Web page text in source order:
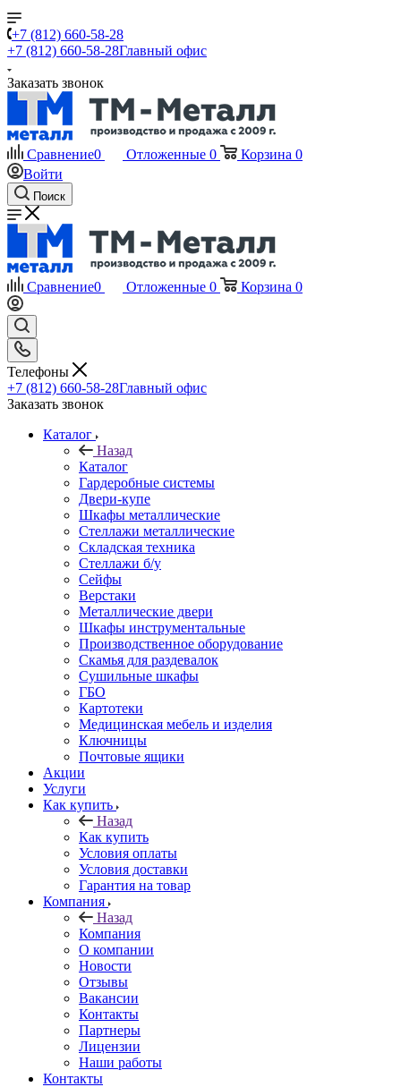
+7 (812) 660-58-28
+7 (812) 660-58-28Главный офис
Заказать звонок
Сравнение0 Отложенные 0 Корзина 0
Войти
Поиск
Сравнение0 Отложенные 0 Корзина 0
Телефоны
+7 (812) 660-58-28Главный офис
Заказать звонок
Каталог
Назад
Каталог
Гардеробные системы
Двери-купе
Шкафы металлические
Стеллажи металлические
Складская техника
Стеллажи б/у
Сейфы
Верстаки
Металлические двери
Шкафы инструментальные
Производственное оборудование
Скамья для раздевалок
Сушильные шкафы
ГБО
Картотеки
Медицинская мебель и изделия
Ключницы
Почтовые ящики
Акции
Услуги
Как купить
Назад
Как купить
Условия оплаты
Условия доставки
Гарантия на товар
Компания
Назад
Компания
О компании
Новости
Отзывы
Вакансии
Контакты
Партнеры
Лицензии
Наши работы
Контакты